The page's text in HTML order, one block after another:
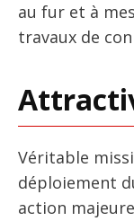
au fur et à
travaux de
Véritable
déploiement
action